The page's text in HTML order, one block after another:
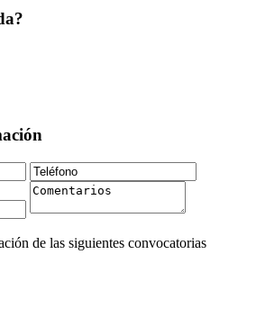
de las siguientes convocatorias